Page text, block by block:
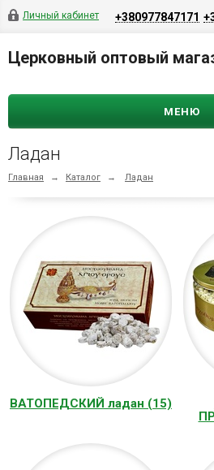
Личный кабинет +380977847171
Церковный оптовый
МЕНЮ
Ладан
Главная → Каталог → Ладан
ВАТОПЕДСКИЙ ладан (15)